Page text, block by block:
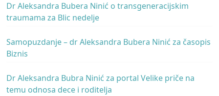
Dr Aleksandra Bubera Ninić o transgeneracijskim
traumama za Blic nedelje
Samopuzdanje – dr Aleksandra Bubera Ninić za časopis
Biznis
Dr Aleksandra Bubra Ninić za portal Velike priče na
temu odnosa dece i roditelja